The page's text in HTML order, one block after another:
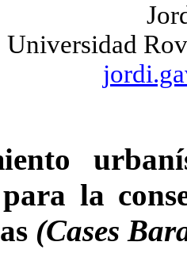
Universidad
la
(Cases